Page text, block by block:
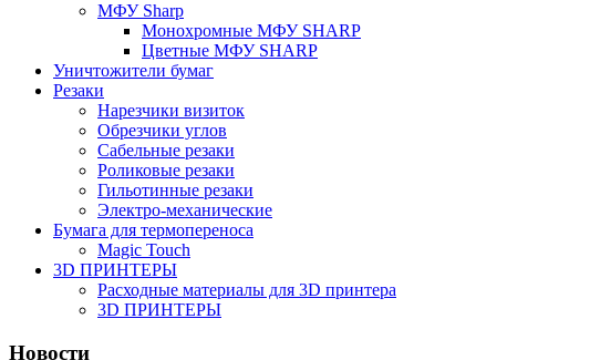
МФУ Sharp
Монохромные МФУ SHARP
Цветные МФУ SHARP
Уничтожители бумаг
Резаки
Нарезчики визиток
Обрезчики углов
Сабельные резаки
Роликовые резаки
Гильотинные резаки
Электро-механические
Бумага для термопереноса
Magic Touch
3D ПРИНТЕРЫ
Расходные материалы для 3D принтера
3D ПРИНТЕРЫ
Новости